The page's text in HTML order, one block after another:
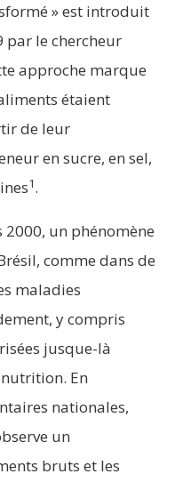
» est introduit
par le chercheur
approche marque
étaient
de leur
en sucre, en sel,
1.
un phénomène
comme dans de
maladies
y compris
jusque-là
En
nationales,
un
bruts et les